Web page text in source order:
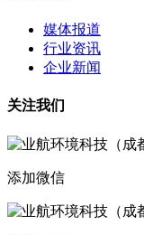
媒体报道
行业资讯
企业新闻
关注我们
添加微信